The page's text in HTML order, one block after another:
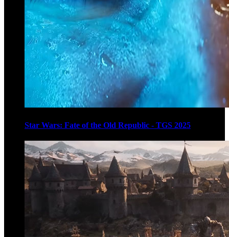
Star Wars: Fate of the Old Republic - TGS 2025